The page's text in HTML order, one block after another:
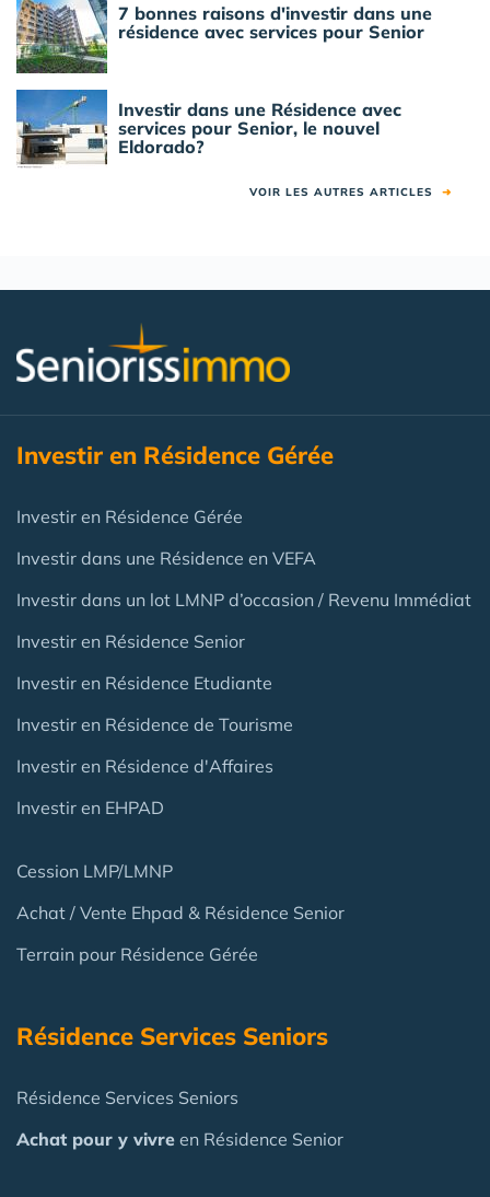
7 bonnes raisons d'investir dans une
résidence avec services pour Senior
Investir dans une Résidence avec
services pour Senior, le nouvel
Eldorado?
VOIR LES AUTRES ARTICLES ➜
Investir en Résidence Gérée
Investir en Résidence Gérée
Investir dans une Résidence en VEFA
Investir dans un lot LMNP d’occasion / Revenu Immédiat
Investir en Résidence Senior
Investir en Résidence Etudiante
Investir en Résidence de Tourisme
Investir en Résidence d'Affaires
Investir en EHPAD
Cession LMP/LMNP
Achat / Vente Ehpad & Résidence Senior
Terrain pour Résidence Gérée
Résidence Services Seniors
Résidence Services Seniors
Achat pour y vivre en Résidence Senior